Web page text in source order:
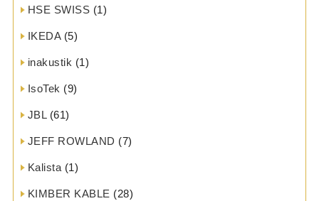
HSE SWISS (1)
IKEDA(5)
inakustik (1)
IsoTek (9)
JBL(61)
JEFF ROWLAND (7)
Kalista (1)
KIMBER KABLE (28)